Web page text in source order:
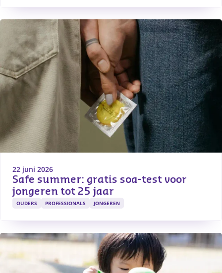
22 juni 2026
Safe summer: gratis soa-test voor
jongeren tot 25 jaar
OUDERS PROFESSIONALS JONGEREN